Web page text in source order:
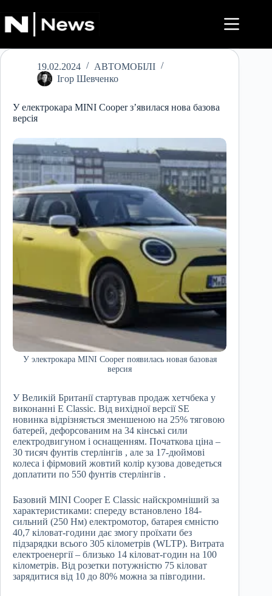
до
вмісту
19.02.2024
АВТОМОБІЛІ
Ігор Шевченко
У електрокара MINI Cooper з’явилася нова базова
версія
У электрокара MINI Cooper появилась новая базовая
версия
У Великій Британії стартував продаж хетчбека у
виконанні E Classic. Від вихідної версії SE
новинка відрізняється зменшеною на 25% тяговою
батерей, дефорсованим на 34 кінські сили
електродвигуном і оснащенням. Початкова ціна –
30 тисяч фунтів стерлінгів , але за 17-дюймові
колеса і фірмовий жовтий колір кузова доведеться
доплатити по 550 фунтів стерлінгів .
Базовий MINI Cooper E Classic найскромніший за
характеристиками: спереду встановлено 184-
сильний (250 Нм) електромотор, батарея ємністю
40,7 кіловат-години дає змогу проїхати без
підзарядки всього 305 кілометрів (WLTP). Витрата
електроенергії – близько 14 кіловат-годин на 100
кілометрів. Від розетки потужністю 75 кіловат
зарядитися від 10 до 80% можна за півгодини.